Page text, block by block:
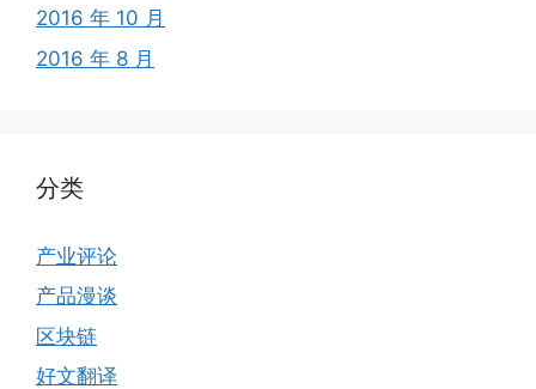
2016 年 10 月
2016 年 8 月
分类
产业评论
产品漫谈
区块链
好文翻译